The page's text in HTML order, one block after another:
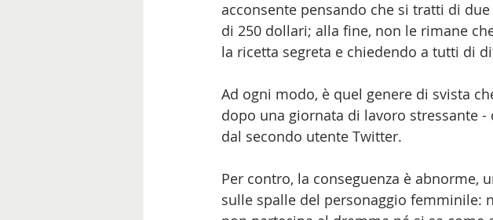
acconsente pensando che si tratti di
di 250 dollari; alla fine, non le rimane
la ricetta segreta e chiedendo a tutti di
Ad ogni modo, è quel genere di svista
dopo una giornata di lavoro stressante
dal secondo utente Twitter.
Per contro, la conseguenza è abnorme,
sulle spalle del personaggio femminile: